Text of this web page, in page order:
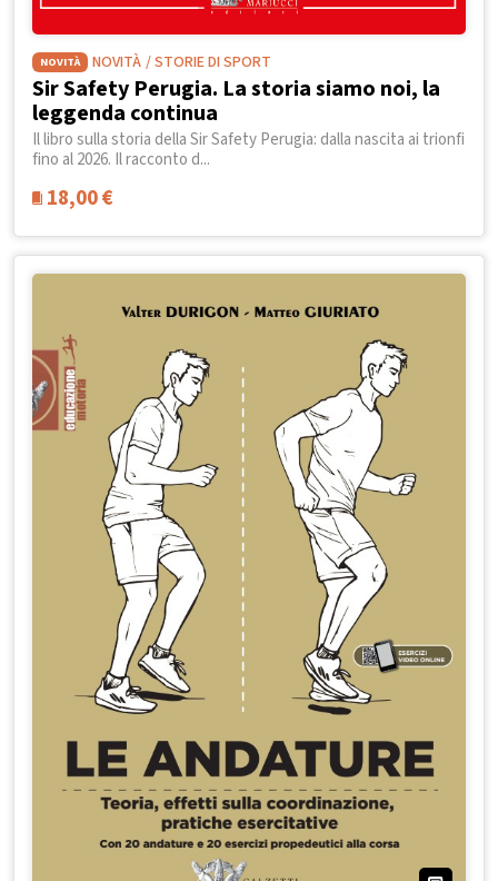
NOVITÀ NOVITÀ / STORIE DI SPORT
Sir Safety Perugia. La storia siamo noi, la
leggenda continua
Il libro sulla storia della Sir Safety Perugia: dalla nascita ai trionfi
fino al 2026. Il racconto d...
18,00€